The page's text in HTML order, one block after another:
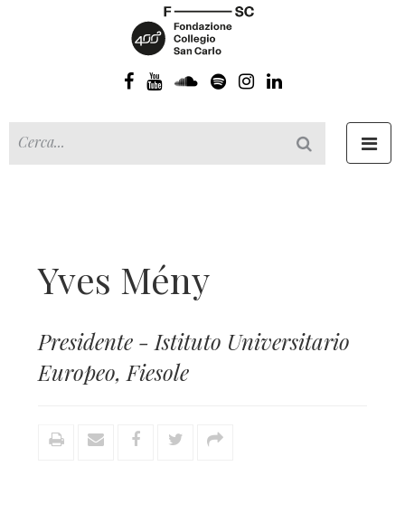
Yves Mény
Presidente - Istituto Universitario
Europeo, Fiesole